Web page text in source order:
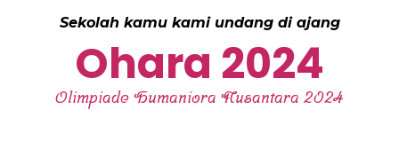
Sekolah kamu kami undang di ajang
Ohara 2024
Olimpiade Humaniora Nusantara 2024